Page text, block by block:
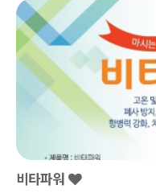
비타파워